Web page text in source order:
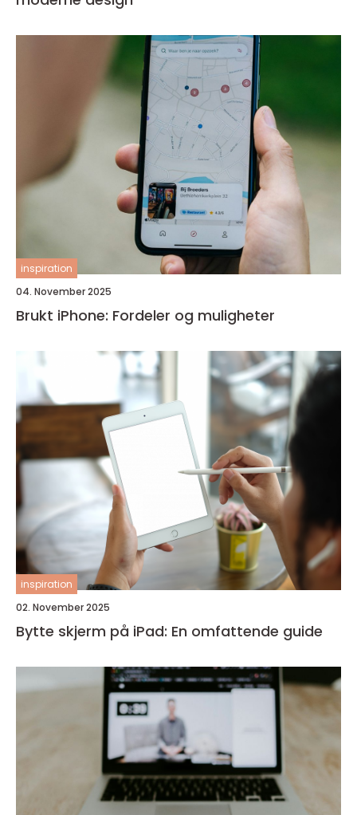
inspiration
04. November 2025
Brukt iPhone: Fordeler og muligheter
inspiration
02. November 2025
Bytte skjerm på iPad: En omfattende guide